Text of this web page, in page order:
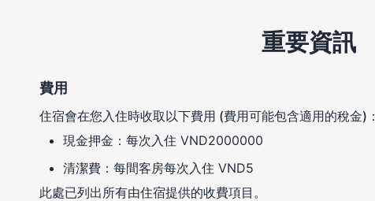
重要資訊
費用
住宿會在您入住時收取以下費用 (費用可能包含適用的稅金)：
現金押金：每次入住 VND2000000
清潔費：每間客房每次入住 VND5
此處已列出所有由住宿提供的收費項目。